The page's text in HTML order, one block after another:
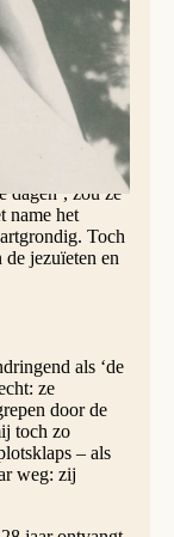
de
samen
met
van Eeden
dagen’, zou ze
name het
Toch
jezuïeten en
als ‘de
ze
door de
toch zo
– als
weg: zij